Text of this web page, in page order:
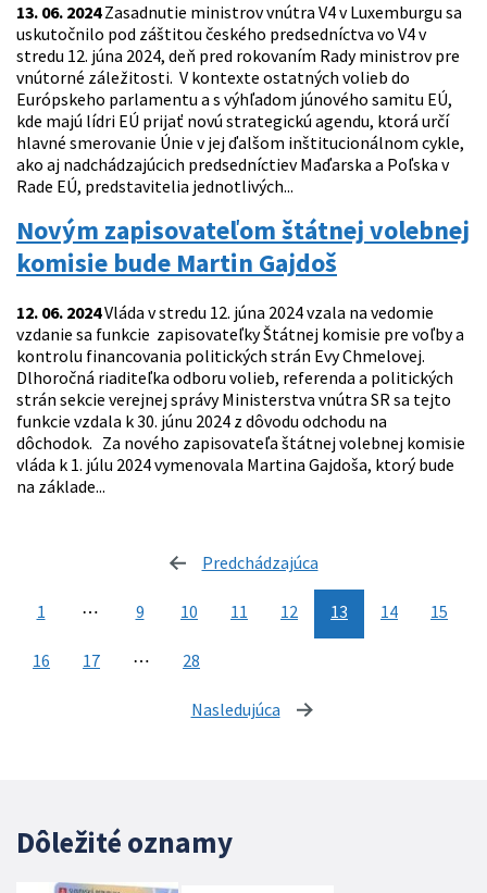
13. 06. 2024Zasadnutie ministrov vnútra V4 v Luxemburgu sa
uskutočnilo pod záštitou českého predsedníctva vo V4 v
stredu 12. júna 2024, deň pred rokovaním Rady ministrov pre
vnútorné záležitosti. V kontexte ostatných volieb do
Európskeho parlamentu a s výhľadom júnového samitu EÚ,
kde majú lídri EÚ prijať novú strategickú agendu, ktorá určí
hlavné smerovanie Únie v jej ďalšom inštitucionálnom cykle,
ako aj nadchádzajúcich predsedníctiev Maďarska a Poľska v
Rade EÚ, predstavitelia jednotlivých...
Novým zapisovateľom štátnej volebnej
komisie bude Martin Gajdoš
12. 06. 2024Vláda v stredu 12. júna 2024 vzala na vedomie
vzdanie sa funkcie zapisovateľky Štátnej komisie pre voľby a
kontrolu financovania politických strán Evy Chmelovej.
Dlhoročná riaditeľka odboru volieb, referenda a politických
strán sekcie verejnej správy Ministerstva vnútra SR sa tejto
funkcie vzdala k 30. júnu 2024 z dôvodu odchodu na
dôchodok. Za nového zapisovateľa štátnej volebnej komisie
vláda k 1. júlu 2024 vymenovala Martina Gajdoša, ktorý bude
na základe...
Predchádzajúca
1 ⋯ 9 10 11 12 13 14 15
16 17 ⋯ 28
Nasledujúca stránka
Dôležité oznamy